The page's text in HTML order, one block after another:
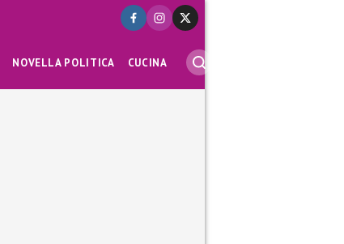
NOVELLA POLITICA CUCINA